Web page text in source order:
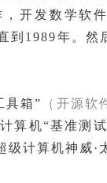
开发数学软
到1989年。然
具箱” （开源软
算机“基准测
计算机神威·